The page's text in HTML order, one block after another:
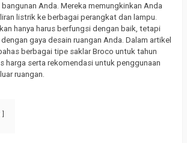
Anda. Mereka memungkinkan Anda
listrik ke berbagai perangkat dan lampu.
hanya harus berfungsi dengan baik, tetapi
gaya desain ruangan Anda. Dalam artikel
berbagai tipe saklar Broco untuk tahun
harga serta rekomendasi untuk penggunaan
ruangan.